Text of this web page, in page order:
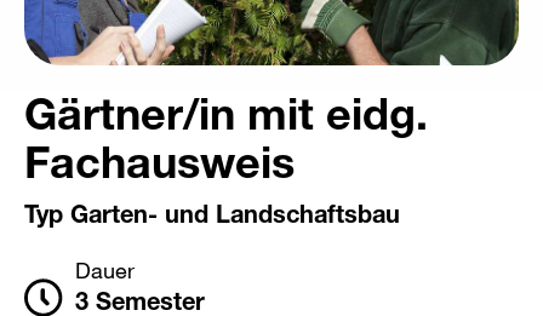
Gärtner/in mit eidg.
Fachausweis
Typ Garten- und Landschaftsbau
Dauer
3 Semester